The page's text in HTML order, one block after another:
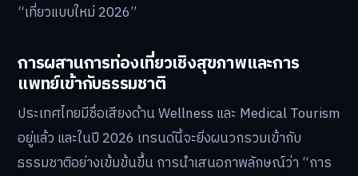
“เที่ยวแบบใหม่ 2026”
การผสานการท่องเที่ยวเชิงสุขภาพและการ
แพทย์เข้ากับธรรมชาติ
ประเทศไทยมีชื่อเสียงด้าน Wellness และ Medical Tourism
อยู่แล้ว และในปี 2026 เทรนด์นี้จะยิ่งผนวกรวมเข้ากับ
ธรรมชาติอย่างเข้มข้นขึ้น การนำเสนอภาพลักษณ์ว่า “การ